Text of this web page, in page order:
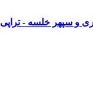
و سپهر خلسه - تراپی